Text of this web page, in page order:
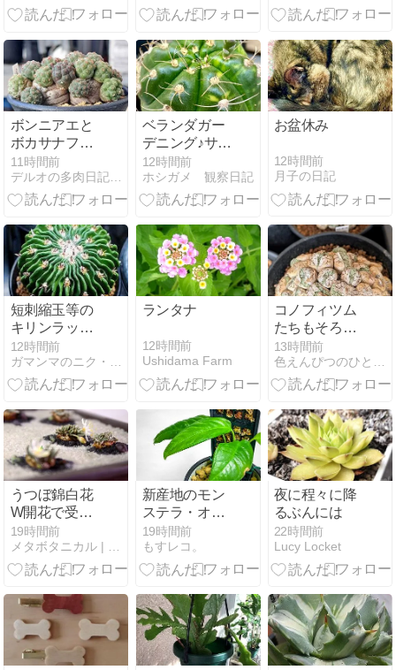
ボンニアエと
ボカサナフレ
ッドを植え替
える
11時間前
デルオの多肉日記 - 楽天ブログ
ベランダガー
デニング♪サボ
テンさん*\
(^o^)/*
12時間前
ホシガメ 観察日記
お盆休み
12時間前
月子の日記
短刺縮玉等の
キリンラップ
接ぎや竜剣丸
ほか
12時間前
ランタナ
12時間前
Ushidama Farm
コノフィツム
たちもそろそ
ろお目覚め！
13時間前
うつぼ錦白花
W開花で受
粉！（アボニ
ア・クイナリ
ア・アルスト
quinaria
ssp.alstonii））
19時間前
新産地のモン
ステラ・オブ
リクアを植え
替えたっ！！
19時間前
もすレコ。
夜に程々に降
るぶんには
22時間前
Lucy Locket